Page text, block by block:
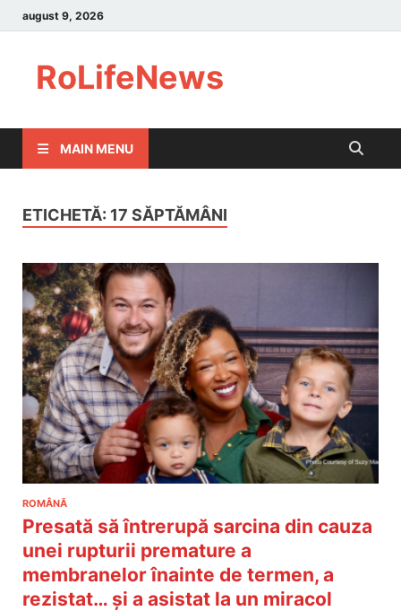
august 9, 2026
RoLifeNews
MAIN MENU
ETICHETĂ: 17 SĂPTĂMÂNI
ROMÂNĂ
Presată să întrerupă sarcina din cauza
unei rupturii premature a
membranelor înainte de termen, a
rezistat… și a asistat la un miracol